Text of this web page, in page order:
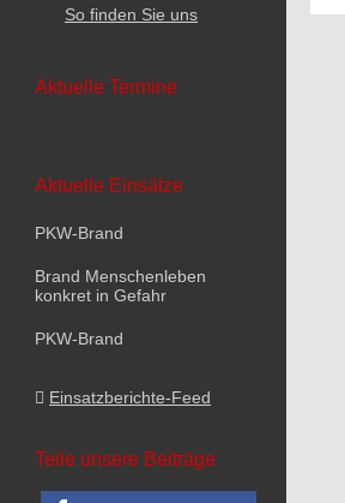
So finden Sie uns
Aktuelle Termine
Aktuelle Einsätze
PKW-Brand
Brand Menschenleben
konkret in Gefahr
PKW-Brand
Einsatzberichte-Feed
Teile unsere Beiträge